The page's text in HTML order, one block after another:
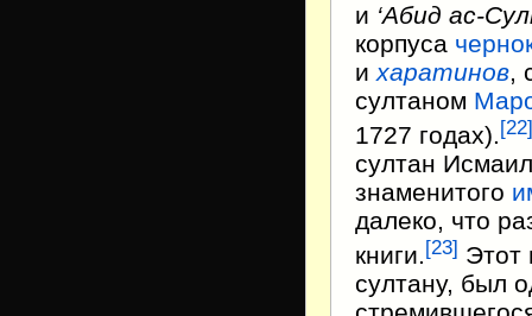
и ‘Абид ас-
корпуса
и харатинов,
султаном
1727 годах).[22]
султан
знаменитого
далеко, что
книги.[23] Этот
султану, был